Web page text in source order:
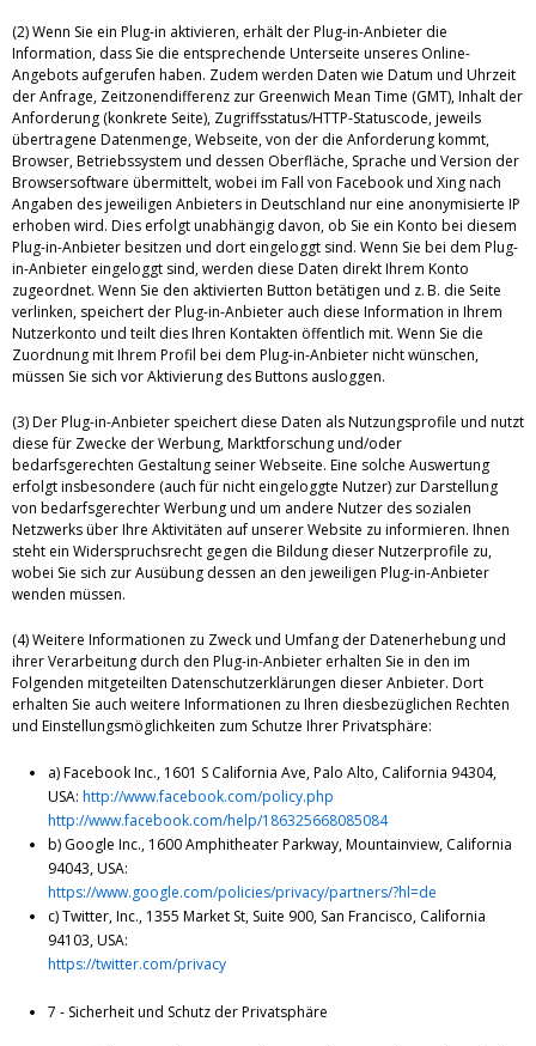
(2) Wenn Sie ein Plug-in aktivieren, erhält der Plug-in-Anbieter die
Information, dass Sie die entsprechende Unterseite unseres Online-
Angebots aufgerufen haben. Zudem werden Daten wie Datum und Uhrzeit
der Anfrage, Zeitzonendifferenz zur Greenwich Mean Time (GMT), Inhalt der
Anforderung (konkrete Seite), Zugriffsstatus/HTTP-Statuscode, jeweils
übertragene Datenmenge, Webseite, von der die Anforderung kommt,
Browser, Betriebssystem und dessen Oberfläche, Sprache und Version der
Browsersoftware übermittelt, wobei im Fall von Facebook und Xing nach
Angaben des jeweiligen Anbieters in Deutschland nur eine anonymisierte IP
erhoben wird. Dies erfolgt unabhängig davon, ob Sie ein Konto bei diesem
Plug-in-Anbieter besitzen und dort eingeloggt sind. Wenn Sie bei dem Plug-
in-Anbieter eingeloggt sind, werden diese Daten direkt Ihrem Konto
zugeordnet. Wenn Sie den aktivierten Button betätigen und z. B. die Seite
verlinken, speichert der Plug-in-Anbieter auch diese Information in Ihrem
Nutzerkonto und teilt dies Ihren Kontakten öffentlich mit. Wenn Sie die
Zuordnung mit Ihrem Profil bei dem Plug-in-Anbieter nicht wünschen,
müssen Sie sich vor Aktivierung des Buttons ausloggen.
(3) Der Plug-in-Anbieter speichert diese Daten als Nutzungsprofile und nutzt
diese für Zwecke der Werbung, Marktforschung und/oder
bedarfsgerechten Gestaltung seiner Webseite. Eine solche Auswertung
erfolgt insbesondere (auch für nicht eingeloggte Nutzer) zur Darstellung
von bedarfsgerechter Werbung und um andere Nutzer des sozialen
Netzwerks über Ihre Aktivitäten auf unserer Website zu informieren. Ihnen
steht ein Widerspruchsrecht gegen die Bildung dieser Nutzerprofile zu,
wobei Sie sich zur Ausübung dessen an den jeweiligen Plug-in-Anbieter
wenden müssen.
(4) Weitere Informationen zu Zweck und Umfang der Datenerhebung und
ihrer Verarbeitung durch den Plug-in-Anbieter erhalten Sie in den im
Folgenden mitgeteilten Datenschutzerklärungen dieser Anbieter. Dort
erhalten Sie auch weitere Informationen zu Ihren diesbezüglichen Rechten
und Einstellungsmöglichkeiten zum Schutze Ihrer Privatsphäre:
a) Facebook Inc., 1601 S California Ave, Palo Alto, California 94304,
USA: http://www.facebook.com/policy.php
http://www.facebook.com/help/186325668085084
b) Google Inc., 1600 Amphitheater Parkway, Mountainview, California
94043, USA:
https://www.google.com/policies/privacy/partners/?hl=de
c) Twitter, Inc., 1355 Market St, Suite 900, San Francisco, California
94103, USA:
https://twitter.com/privacy
7 - Sicherheit und Schutz der Privatsphäre